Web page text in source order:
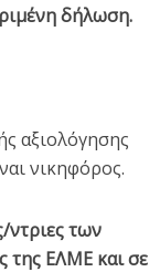
δήλωση.
αξιολόγησης
νικηφόρος.
ντριες των
της ΕΛΜΕ και σε